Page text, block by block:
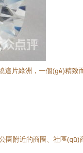
片綠洲，一個(gè)精
附近的商圈、社區